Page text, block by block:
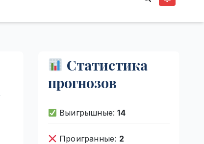
Статистика
прогнозов
Выигрышные:14
Проигранные: 2